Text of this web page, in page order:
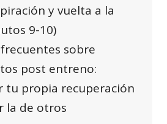
y vuelta a la
9-10)
sobre
post entreno:
tu propia recuperación
la de otros